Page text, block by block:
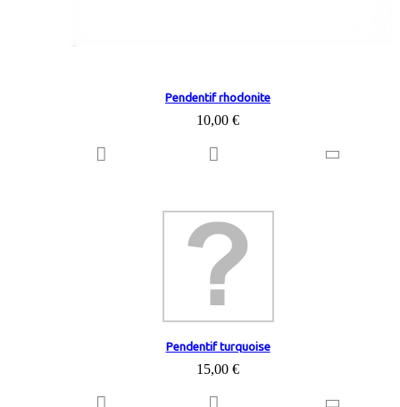
Pendentif rhodonite
10,00 €
Pendentif turquoise
15,00 €